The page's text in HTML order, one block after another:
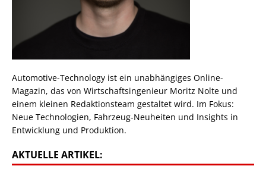
Automotive-Technology ist ein unabhängiges Online-
Magazin, das von Wirtschaftsingenieur Moritz Nolte und
einem kleinen Redaktionsteam gestaltet wird. Im Fokus:
Neue Technologien, Fahrzeug-Neuheiten und Insights in
Entwicklung und Produktion.
AKTUELLE ARTIKEL: